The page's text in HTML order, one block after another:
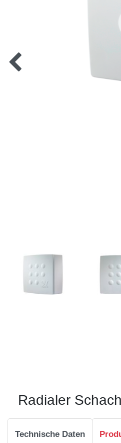
Radialer
Technische Daten